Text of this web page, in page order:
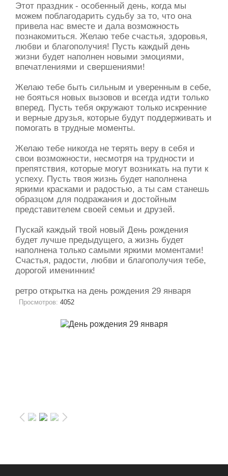
Этот праздник - особенный день, когда мы
можем поблагодарить судьбу за то, что она
привела нас вместе и дала возможность
познакомиться. Желаю тебе счастья, здоровья,
любви и благополучия! Пусть каждый день
жизни будет наполнен новыми эмоциями,
впечатлениями и свершениями!
Желаю тебе быть сильным и уверенным в себе,
не бояться новых вызовов и всегда идти только
вперед. Пусть тебя окружают только искренние
и верные друзья, которые будут поддерживать и
помогать в трудные моменты.
Желаю тебе никогда не терять веру в себя и
свои возможности, несмотря на трудности и
препятствия, которые могут возникать на пути к
успеху. Пусть твоя жизнь будет наполнена
яркими красками и радостью, а ты сам станешь
образцом для подражания и достойным
представителем своей семьи и друзей.
Пускай каждый твой новый День рождения
будет лучше предыдущего, а жизнь будет
наполнена только самыми яркими моментами!
Счастья, радости, любви и благополучия тебе,
дорогой именинник!
ретро открытка на день рождения 29 января
Просмотров: 4052